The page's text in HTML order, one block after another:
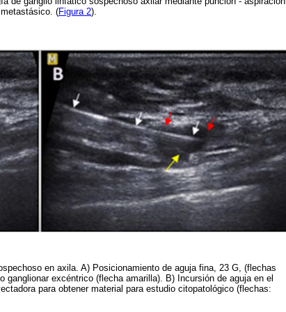
(Figura 2).
en axila. A) Posicionamiento de aguja fina, 23 G, (flechas
excéntrico (flecha amarilla). B) Incursión de aguja en el
para obtener material para estudio citopatológico (flechas: